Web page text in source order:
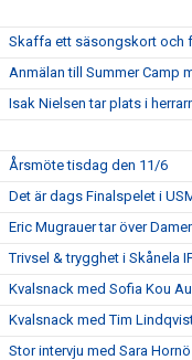
Skaffa ett säsongskort och
Anmälan till Summer Camp
Isak Nielsen tar plats i
Årsmöte tisdag den 11/6
Det är dags Finalspelet i
Eric Mugrauer tar över
Trivsel & trygghet i Skånela
Kvalsnack med Sofia Kou
Kvalsnack med Tim
Stor intervju med Sara